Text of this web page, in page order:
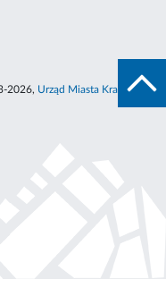
2026, Urząd Miasta Krakowa